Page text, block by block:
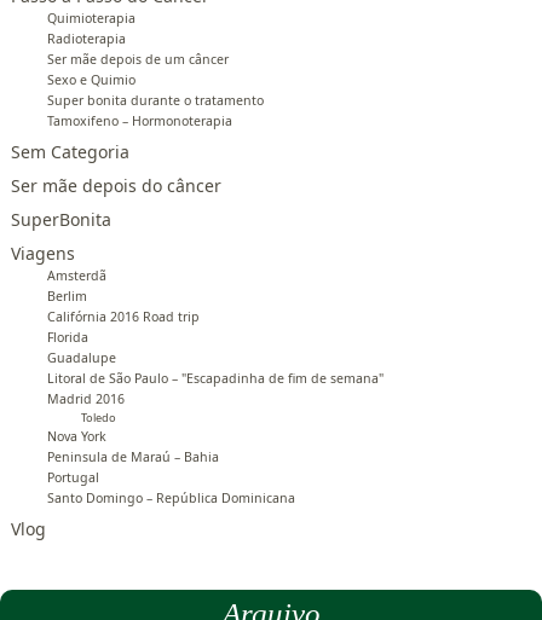
Quimioterapia
Radioterapia
Ser mãe depois de um câncer
Sexo e Quimio
Super bonita durante o tratamento
Tamoxifeno – Hormonoterapia
Sem Categoria
Ser mãe depois do câncer
SuperBonita
Viagens
Amsterdã
Berlim
Califórnia 2016 Road trip
Florida
Guadalupe
Litoral de São Paulo – "Escapadinha de fim de semana"
Madrid 2016
Toledo
Nova York
Peninsula de Maraú – Bahia
Portugal
Santo Domingo – República Dominicana
Vlog